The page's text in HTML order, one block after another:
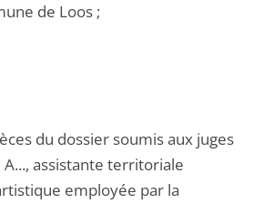
de Loos ;
du dossier soumis aux juges
assistante territoriale
employée par la